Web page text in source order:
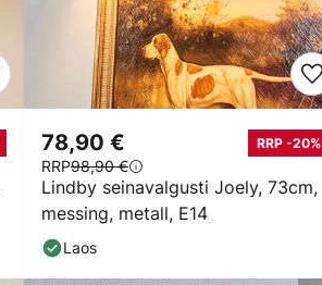
Lindby seinavalgusti Joely, 73cm,
messing, metall, E14
78,90 € RRP -20%
RRP98,90 €
Laos